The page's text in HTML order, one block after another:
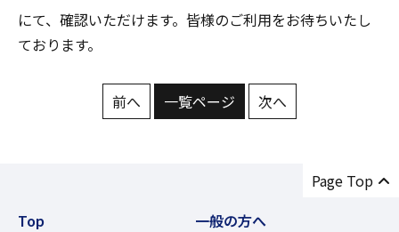
にて、確認いただけます。皆様のご利用をお待ちいたし
ております。
前へ 一覧ページ 次へ
Page Top
Top
一般の方へ